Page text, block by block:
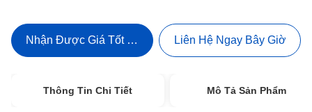
Nhận Được Giá Tốt Nhất Liên Hệ Ngay Bây Giờ
Thông Tin Chi Tiết Mô Tả Sản Phẩm